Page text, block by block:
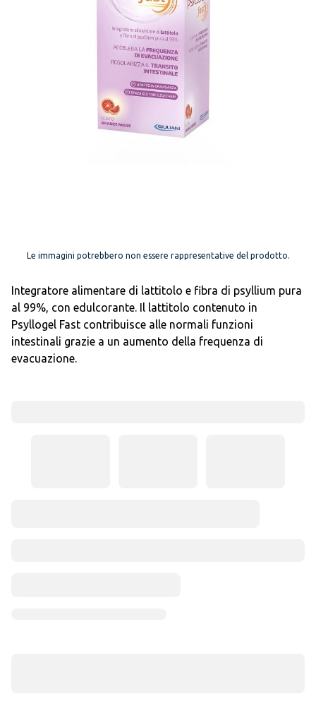
Le immagini potrebbero non essere rappresentative del prodotto.
Integratore alimentare di lattitolo e fibra di psyllium pura
al 99%, con edulcorante. Il lattitolo contenuto in
Psyllogel Fast contribuisce alle normali funzioni
intestinali grazie a un aumento della frequenza di
evacuazione.